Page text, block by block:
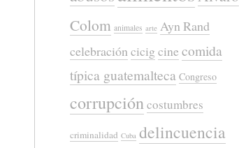
Colom animales arte Ayn Rand
celebración cicig cine comida
típica guatemalteca Congreso
corrupcióncostumbres
criminalidad Cuba delincuencia